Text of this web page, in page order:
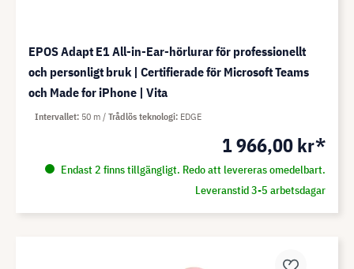
EPOS Adapt E1 All-in-Ear-hörlurar för professionellt
och personligt bruk | Certifierade för Microsoft Teams
och Made for iPhone | Vita
1 966,00 kr*
Endast 2 finns tillgängligt. Redo att levereras omedelbart.
Leveranstid 3-5 arbetsdagar
Intervallet 50 m Trådlös teknologi EDGE